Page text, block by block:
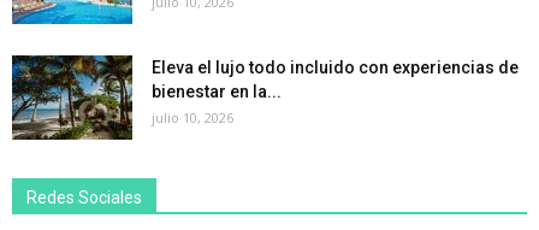
Eleva el lujo todo incluido con experiencias de
bienestar en la...
julio 10, 2026
Redes Sociales